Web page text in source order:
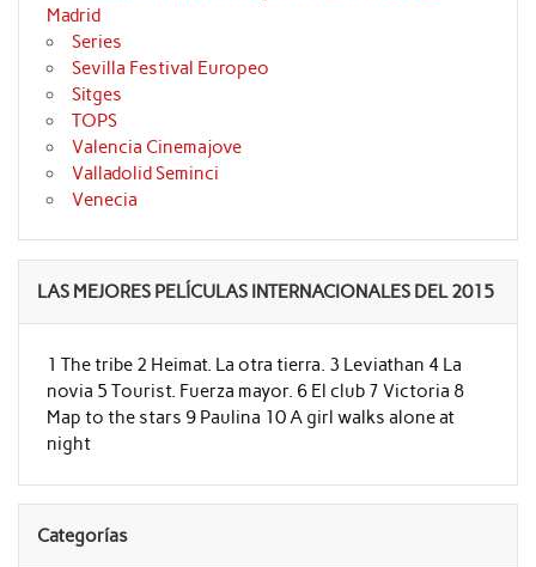
Madrid
Series
Sevilla Festival Europeo
Sitges
TOPS
Valencia Cinemajove
Valladolid Seminci
Venecia
LAS MEJORES PELÍCULAS INTERNACIONALES DEL 2015
1 The tribe 2 Heimat. La otra tierra. 3 Leviathan 4 La
novia 5 Tourist. Fuerza mayor. 6 El club 7 Victoria 8
Map to the stars 9 Paulina 10 A girl walks alone at
night
Categorías